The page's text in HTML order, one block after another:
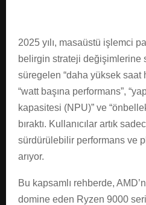
2025 yılı, masaüstü işlemci
belirgin strateji değişimlerine
süregelen “daha yüksek saat
“watt başına performans”,
kapasitesi (NPU)” ve
bıraktı. Kullanıcılar artık
sürdürülebilir performans ve
arıyor.
Bu kapsamlı rehberde,
domine eden Ryzen 9000